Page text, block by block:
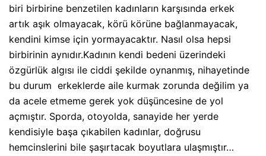
biri birbirine benzetilen kadınların karşısında erkek
artık aşık olmayacak, körü körüne bağlanmayacak,
kendini kimse için yormayacaktır. Nasıl olsa hepsi
birbirinin aynıdır.Kadının kendi bedeni üzerindeki
özgürlük algısı ile ciddi şekilde oynanmış, nihayetinde
bu durum erkeklerde aile kurmak zorunda değilim ya
da acele etmeme gerek yok düşüncesine de yol
açmıştır. Sporda, otoyolda, sanayide her yerde
kendisiyle başa çıkabilen kadınlar, doğrusu
hemcinslerini bile şaşırtacak boyutlara ulaşmıştır…